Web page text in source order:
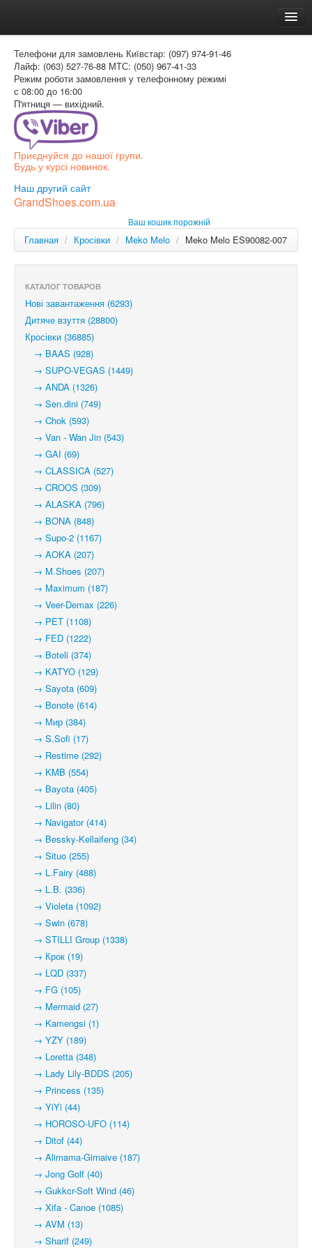
Доставка и оплата
Как заказать
Контакти
Таблиця розмірів
Вхід для покупця
РОС
Телефони для замовлень Київстар: (097) 974-91-46
Лайф: (063) 527-76-88 МТС: (050) 967-41-33
Режим роботи замовлення у телефонному режимі
с 08:00 до 16:00
П'ятниця — вихідний.
Приєднуйся до нашої групи.
Будь у курсі новинок.
Наш другий сайт
GrandShoes.com.ua
Ваш кошик порожній
Главная / Кросівки / Meko Melo / Meko Melo ES90082-007
КАТАЛОГ ТОВАРОВ
Нові завантаження (6293)
Дитяче взуття (28800)
Кросівки (36885)
→ BAAS (928)
→ SUPO-VEGAS (1449)
→ ANDA (1326)
→ Sen.dini (749)
→ Chok (593)
→ Van - Wan Jin (543)
→ GAI (69)
→ CLASSICA (527)
→ CROOS (309)
→ ALASKA (796)
→ BONA (848)
→ Supo-2 (1167)
→ AOKA (207)
→ M.Shoes (207)
→ Maximum (187)
→ Veer-Demax (226)
→ PET (1108)
→ FED (1222)
→ Boteli (374)
→ KATYO (129)
→ Sayota (609)
→ Bonote (614)
→ Мир (384)
→ S.Sofi (17)
→ Restime (292)
→ KMB (554)
→ Bayota (405)
→ Lilin (80)
→ Navigator (414)
→ Bessky-Kellaifeng (34)
→ Situo (255)
→ L.Fairy (488)
→ L.B. (336)
→ Violeta (1092)
→ Swin (678)
→ STILLI Group (1338)
→ Крок (19)
→ LQD (337)
→ FG (105)
→ Mermaid (27)
→ Kamengsi (1)
→ YZY (189)
→ Loretta (348)
→ Lady Lily-BDDS (205)
→ Princess (135)
→ YiYi (44)
→ HOROSO-UFO (114)
→ Ditof (44)
→ Alimama-Girnaive (187)
→ Jong Golf (40)
→ Gukkcr-Soft Wind (46)
→ Xifa - Canoe (1085)
→ AVM (13)
→ Sharif (249)